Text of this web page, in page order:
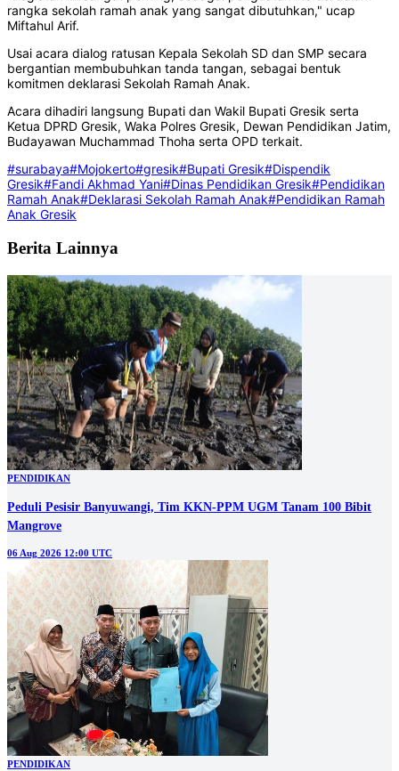
rangka sekolah ramah anak yang sangat dibutuhkan," ucap
Miftahul Arif.
Usai acara dialog ratusan Kepala Sekolah SD dan SMP secara
bergantian membubuhkan tanda tangan, sebagai bentuk
komitmen deklarasi Sekolah Ramah Anak.
Acara dihadiri langsung Bupati dan Wakil Bupati Gresik serta
Ketua DPRD Gresik, Waka Polres Gresik, Dewan Pendidikan Jatim,
Budayawan Muchammad Thoha serta OPD terkait.
#surabaya#Mojokerto#gresik#Bupati Gresik#Dispendik
Gresik#Fandi Akhmad Yani#Dinas Pendidikan Gresik#Pendidikan
Ramah Anak#Deklarasi Sekolah Ramah Anak#Pendidikan Ramah
Anak Gresik
Berita Lainnya
PENDIDIKAN
Peduli Pesisir Banyuwangi, Tim KKN-PPM UGM Tanam 100 Bibit
Mangrove
06 Aug 2026 12:00 UTC
PENDIDIKAN